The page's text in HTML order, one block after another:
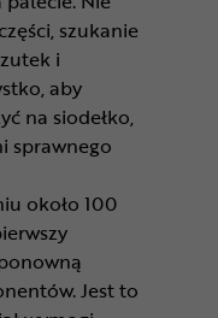
szukanie
i
aby
na siodełko,
sprawnego
około 100
Jest to